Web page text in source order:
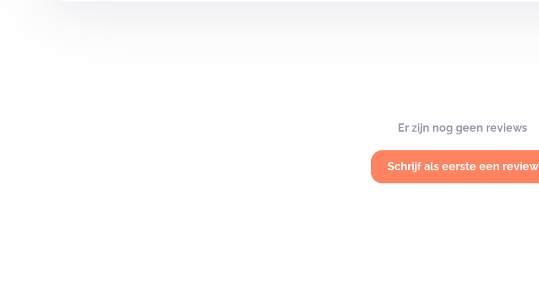
Er zijn nog geen reviews
Schrijf als eerste een review